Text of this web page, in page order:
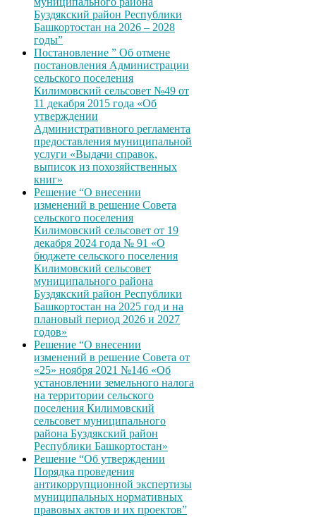
Буздякский район Республики
Башкортостан на 2026 – 2028
годы”
Постановление ” Об отмене
постановления Администрации
сельского поселения
Килимовский сельсовет №49 от
11 декабря 2015 года «Об
утверждении
Административного регламента
предоставления муниципальной
услуги «Выдачи справок,
выписок из похозяйственных
книг»
Решение “О внесении
изменений в решение Совета
сельского поселения
Килимовский сельсовет от 19
декабря 2024 года № 91 «О
бюджете сельского поселения
Килимовский сельсовет
муниципального района
Буздякский район Республики
Башкортостан на 2025 год и на
плановый период 2026 и 2027
годов»
Решение “О внесении
изменений в решение Совета от
«25» ноября 2021 №146 «Об
установлении земельного налога
на территории сельского
поселения Килимовский
сельсовет муниципального
района Буздякский район
Республики Башкортостан»
Решение “Об утверждении
Порядка проведения
антикоррупционной экспертизы
муниципальных нормативных
правовых актов и их проектов”